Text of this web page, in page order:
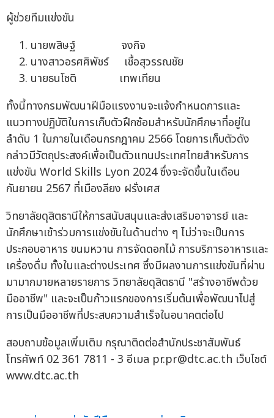
ผู้ช่วยทีมแข่งขัน
นายพสิษฐ์ จงกิจ
นางสาวอรศศิพัชร์ เชื้อสุวรรณชัย
นายธนโชติ เทพเทียน
ทั้งนี้ทางกรมพัฒนาฝีมือแรงงานจะแจ้งกำหนดการและ
แนวทางปฏิบัติในการเก็บตัวฝึกซ้อมสำหรับนักศึกษาที่อยู่ใน
ลำดับ 1 ในภายในเดือนกรกฎาคม 2566 โดยการเก็บตัวดัง
กล่าวมีวัตถุประสงค์เพื่อเป็นตัวแทนประเทศไทยสำหรับการ
แข่งขัน World Skills Lyon 2024 ซึ่งจะจัดขึ้นในเดือน
กันยายน 2567 ที่เมืองลียง ฝรั่งเศส
วิทยาลัยดุสิตธานีให้การสนับสนุนและส่งเสริมอาจารย์ และ
นักศึกษาเข้าร่วมการแข่งขันในด้านต่าง ๆ ไม่ว่าจะเป็นการ
ประกอบอาหาร ขนมหวาน การจัดดอกไม้ การบริการอาหารและ
เครื่องดื่ม ทั้งในและต่างประเทศ ซึ่งมีผลงานการแข่งขันที่ผ่าน
มามากมายหลายรายการ วิทยาลัยดุสิตธานี "สร้างอาชีพด้วย
มืออาชีพ" และจะเป็นก้าวแรกของการเริ่มต้นเพื่อพัฒนาไปสู่
การเป็นมืออาชีพที่ประสบความสำเร็จในอนาคตต่อไป
สอบถามข้อมูลเพิ่มเติม กรุณาติดต่อสำนักประชาสัมพันธ์
โทรศัพท์ 02 361 7811 - 3 อีเมล pr.pr@dtc.ac.th เว็บไซต์
www.dtc.ac.th